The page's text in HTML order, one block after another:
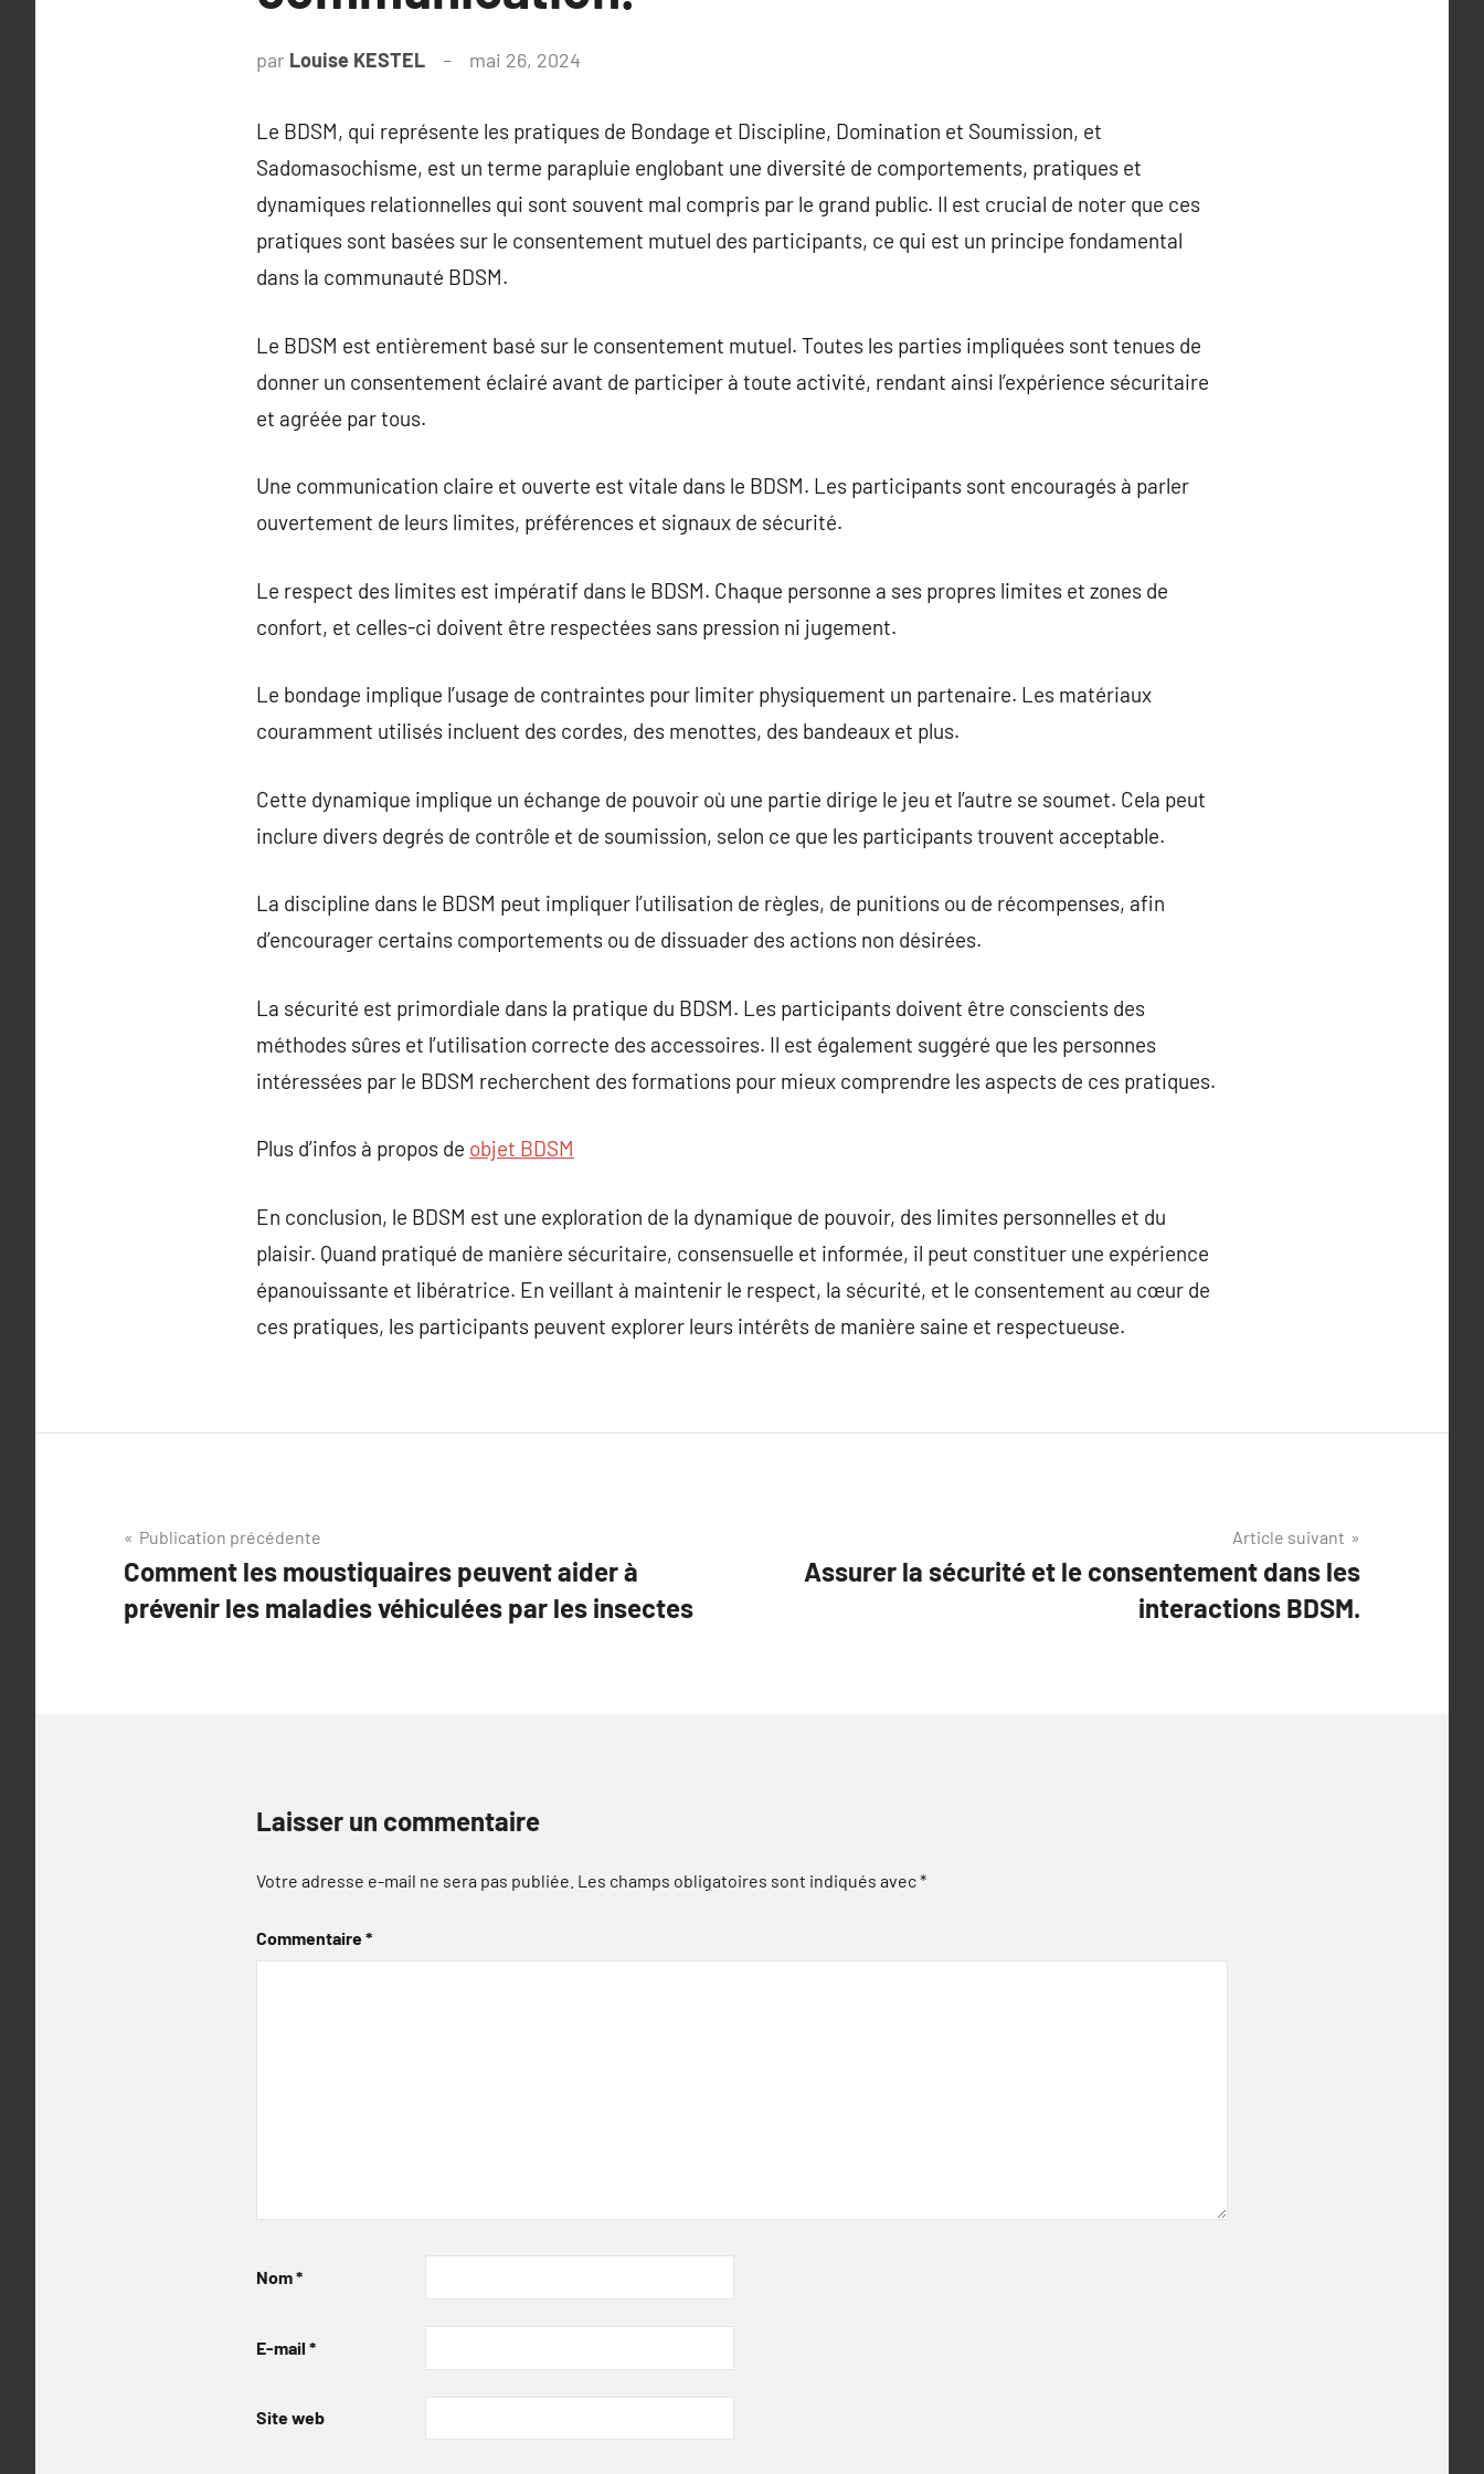
par Louise KESTEL mai 26, 2024
Le BDSM, qui représente les pratiques de Bondage et Discipline, Domination et Soumission, et
Sadomasochisme, est un terme parapluie englobant une diversité de comportements, pratiques et
dynamiques relationnelles qui sont souvent mal compris par le grand public. Il est crucial de noter que ces
pratiques sont basées sur le consentement mutuel des participants, ce qui est un principe fondamental
dans la communauté BDSM.
Le BDSM est entièrement basé sur le consentement mutuel. Toutes les parties impliquées sont tenues de
donner un consentement éclairé avant de participer à toute activité, rendant ainsi l’expérience sécuritaire
et agréée par tous.
Une communication claire et ouverte est vitale dans le BDSM. Les participants sont encouragés à parler
ouvertement de leurs limites, préférences et signaux de sécurité.
Le respect des limites est impératif dans le BDSM. Chaque personne a ses propres limites et zones de
confort, et celles-ci doivent être respectées sans pression ni jugement.
Le bondage implique l’usage de contraintes pour limiter physiquement un partenaire. Les matériaux
couramment utilisés incluent des cordes, des menottes, des bandeaux et plus.
Cette dynamique implique un échange de pouvoir où une partie dirige le jeu et l’autre se soumet. Cela peut
inclure divers degrés de contrôle et de soumission, selon ce que les participants trouvent acceptable.
La discipline dans le BDSM peut impliquer l’utilisation de règles, de punitions ou de récompenses, afin
d’encourager certains comportements ou de dissuader des actions non désirées.
La sécurité est primordiale dans la pratique du BDSM. Les participants doivent être conscients des
méthodes sûres et l’utilisation correcte des accessoires. Il est également suggéré que les personnes
intéressées par le BDSM recherchent des formations pour mieux comprendre les aspects de ces pratiques.
Plus d’infos à propos de objet BDSM
En conclusion, le BDSM est une exploration de la dynamique de pouvoir, des limites personnelles et du
plaisir. Quand pratiqué de manière sécuritaire, consensuelle et informée, il peut constituer une expérience
épanouissante et libératrice. En veillant à maintenir le respect, la sécurité, et le consentement au cœur de
ces pratiques, les participants peuvent explorer leurs intérêts de manière saine et respectueuse.
Navigation
de
l’article
Publication précédente
Comment les moustiquaires peuvent aider à
prévenir les maladies véhiculées par les insectes
Article suivant
Assurer la sécurité et le consentement dans les
interactions BDSM.
Laisser un commentaire
Votre adresse e-mail ne sera pas publiée. Les champs obligatoires sont indiqués avec*
Commentaire*
Nom*
E-mail *
Site web